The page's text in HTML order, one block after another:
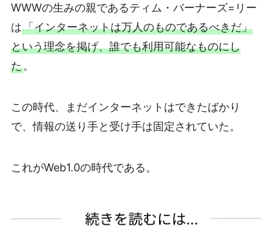
WWWの生みの親であるティム・バーナーズ=リー
は「インターネットは万人のものであるべきだ」
という理念を掲げ、誰でも利用可能なものにし
た。
この時代、まだインターネットはできたばかり
で、情報の送り手と受け手は固定されていた。
これがWeb1.0の時代である。